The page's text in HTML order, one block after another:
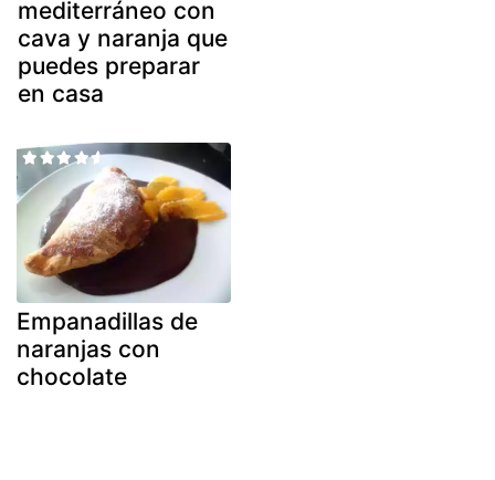
mediterráneo con
cava y naranja que
puedes preparar
en casa
Empanadillas de
naranjas con
chocolate